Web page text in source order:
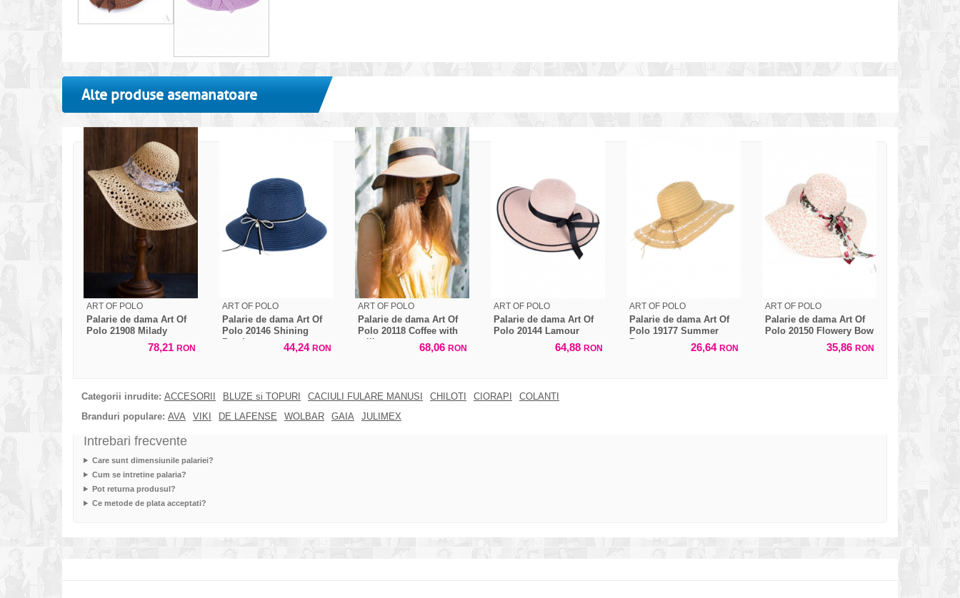
Alte produse asemanatoare
ART OF POLO
Palarie de dama Art Of
Polo 21908 Milady
78,21 RON
ART OF POLO
Palarie de dama Art Of
Polo 20146 Shining
Pearl
44,24 RON
ART OF POLO
Palarie de dama Art Of
Polo 20118 Coffee with
milk
68,06 RON
ART OF POLO
Palarie de dama Art Of
Polo 20144 Lamour
64,88 RON
ART OF POLO
Palarie de dama Art Of
Polo 19177 Summer
Breeze
26,64 RON
ART OF POLO
Palarie de dama Art Of
Polo 20150 Flowery Bow
35,86 RON
Categorii inrudite: ACCESORII BLUZE si TOPURI CACIULI FULARE MANUSI CHILOTI CIORAPI
COLANTI
Branduri populare: AVA VIKI DE LAFENSE WOLBAR GAIA JULIMEX
Intrebari frecvente
Care sunt dimensiunile palariei?
Cum se intretine palaria?
Pot returna produsul?
Ce metode de plata acceptati?